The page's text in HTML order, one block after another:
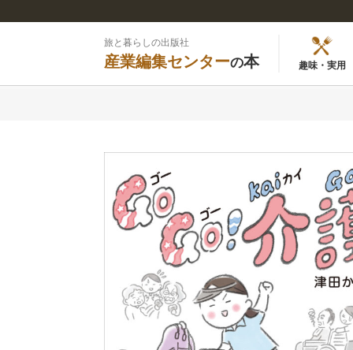
旅と暮らしの出版社
産業編集センターの本 趣味・実用